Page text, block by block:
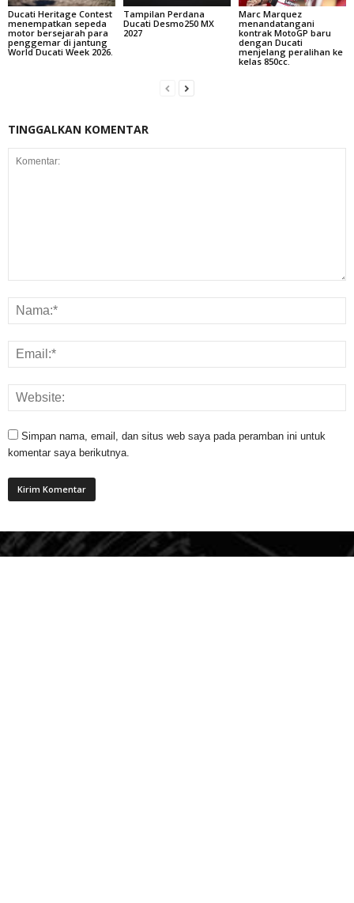
Ducati Heritage Contest
menempatkan sepeda
motor bersejarah para
penggemar di jantung
World Ducati Week 2026.
Tampilan Perdana
Ducati Desmo250 MX
2027
Marc Marquez
menandatangani
kontrak MotoGP baru
dengan Ducati
menjelang peralihan ke
kelas 850cc.
TINGGALKAN KOMENTAR
Simpan nama, email, dan situs web saya pada peramban ini untuk
komentar saya berikutnya.